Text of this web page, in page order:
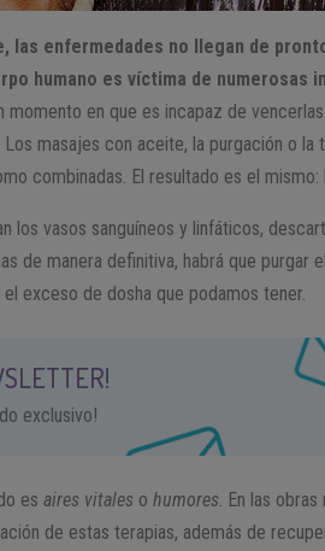
las enfermedades no llegan de
humano es víctima de numerosas
momento en que es incapaz de
Los masajes con aceite, la purgación o
combinadas. El resultado es el
los vasos sanguíneos y linfáticos,
de manera definitiva, habrá que purgar
exceso de dosha que podamos tener.
exclusivo!
esaires vitales ohumores. En las
de estas terapias, además de